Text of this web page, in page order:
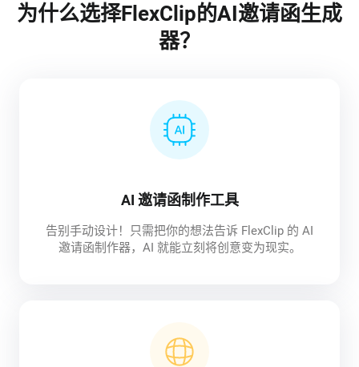
为什么选择FlexClip的AI邀请函生成
器？
AI 邀请函制作工具
告别手动设计！只需把你的想法告诉 FlexClip 的 AI
邀请函制作器，AI 就能立刻将创意变为现实。